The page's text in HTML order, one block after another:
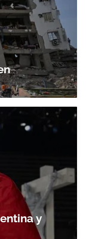
y